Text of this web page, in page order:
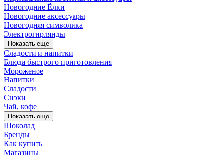
Новогодние Ёлки
Новогодние аксессуары
Новогодняя символика
Электрогирлянды
Показать еще
Сладости и напитки
Блюда быстрого приготовления
Мороженое
Напитки
Сладости
Снэки
Чай, кофе
Показать еще
Шоколад
Бренды
Как купить
Магазины